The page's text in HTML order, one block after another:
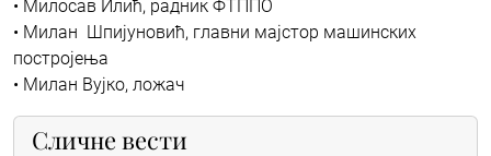
• Милосав Илић, радник ФТППО
• Милан Шпијуновић, главни мајстор машинских
постројења
• Милан Вујко, ложач
Сличне вести